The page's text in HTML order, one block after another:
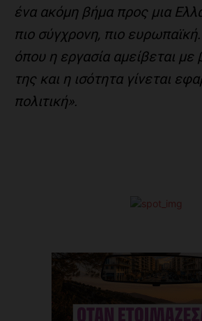
ένα ακόμη βήμα προς μια
πιο σύγχρονη, πιο
όπου η εργασία αμείβεται με
της και η ισότητα γίνεται
πολιτική».